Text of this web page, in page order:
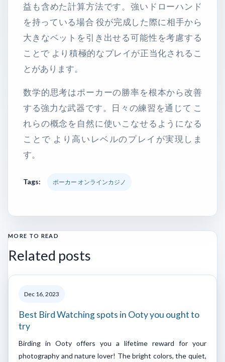
益も含めた計算方法です。強いドローハンド
を持っている場合 役が完成した際に相手から
大きなベットを引き出せる可能性を考慮する
ことで より積極的なプレイが正当化されるこ
とがあります。
数学的思考はポーカーの勝率を根本から改善
する強力な武器です。日々の練習を通じて こ
れらの概念を自然に使いこなせるようになる
ことで より高いレベルのプレイが実現しま
す。
Tags: ポーカー オンラインカジノ
MORE TO READ
Related posts
Dec 16, 2023
Best Bird Watching spots in Ooty you ought to
try
Birding in Ooty offers you a lifetime reward for your
photography and nature lover! The bright colors, the quiet,